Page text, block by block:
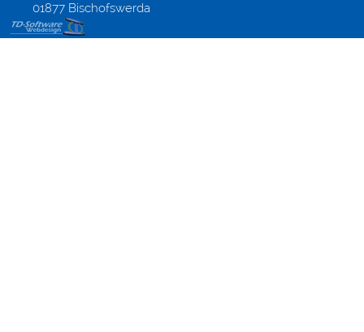
01877 Bischofswerda